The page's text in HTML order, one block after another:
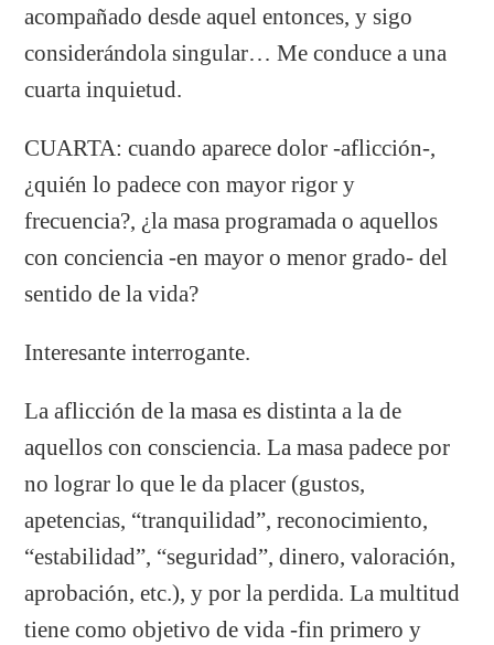
acompañado desde aquel entonces, y sigo
considerándola singular… Me conduce a una
cuarta inquietud.
CUARTA: cuando aparece dolor -aflicción-,
¿quién lo padece con mayor rigor y
frecuencia?, ¿la masa programada o aquellos
con conciencia -en mayor o menor grado- del
sentido de la vida?
Interesante interrogante.
La aflicción de la masa es distinta a la de
aquellos con consciencia. La masa padece por
no lograr lo que le da placer (gustos,
apetencias, “tranquilidad”, reconocimiento,
“estabilidad”, “seguridad”, dinero, valoración,
aprobación, etc.), y por la perdida. La multitud
tiene como objetivo de vida -fin primero y